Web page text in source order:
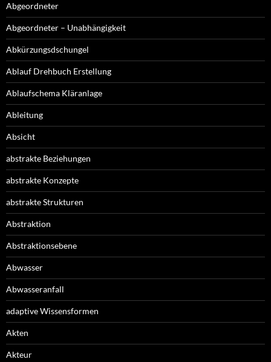
Abgeordneter
Abgeordneter – Unabhängigkeit
Abkürzungsdschungel
Ablauf Drehbuch Erstellung
Ablaufschema Kläranlage
Ableitung
Absicht
abstrakte Beziehungen
abstrakte Konzepte
abstrakte Strukturen
Abstraktion
Abstraktionsebene
Abwasser
Abwasseranfall
adaptive Wissensformen
Akten
Akteur